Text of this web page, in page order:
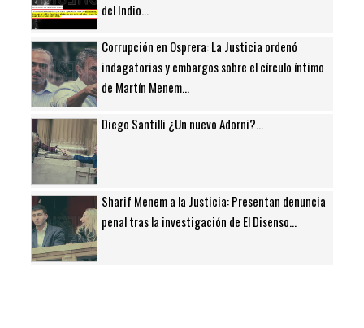
del Indio...
Corrupción en Osprera: La Justicia ordenó
indagatorias y embargos sobre el círculo íntimo
de Martín Menem...
Diego Santilli ¿Un nuevo Adorni?...
Sharif Menem a la Justicia: Presentan denuncia
penal tras la investigación de El Disenso...